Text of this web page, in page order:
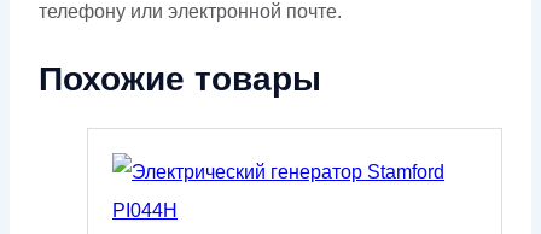
телефону или электронной почте.
Похожие товары